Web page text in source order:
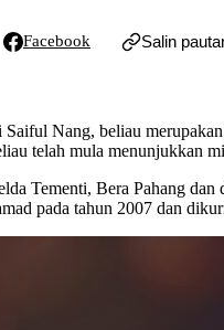
Facebook Salin
Nang, beliau
telah mula menunjukkan
Tementi, Bera Pahang
pada tahun 2007 dan